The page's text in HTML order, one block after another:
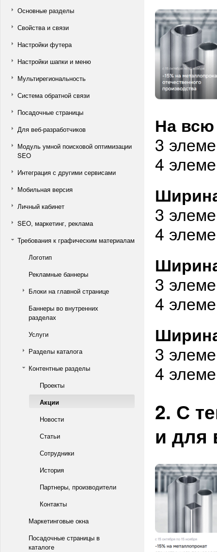
Основные разделы
Свойства и связи
Настройки футера
Настройки шапки и меню
Мультирегиональность
Система обратной связи
Посадочные страницы
Для веб-разработчиков
Модуль умной поисковой оптимизации
SEO
Интеграция с другими сервисами
Мобильная версия
Личный кабинет
SEO, маркетинг, реклама
Требования к графическим материалам
Логотип
Рекламные баннеры
Блоки на главной странице
Баннеры во внутренних
разделах
Услуги
Разделы каталога
Контентные разделы
Проекты
Акции
Новости
Статьи
Сотрудники
История
Партнеры, производители
Контакты
Маркетинговые окна
Посадочные страницы в
каталоге
На всю
3
4
3
4
3
4
3
4
2. С
и для